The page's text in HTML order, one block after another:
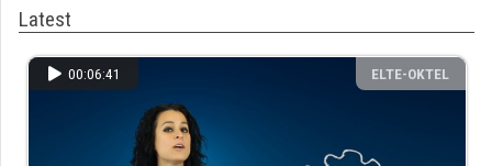
Latest
00:06:41 ELTE-OKTEL